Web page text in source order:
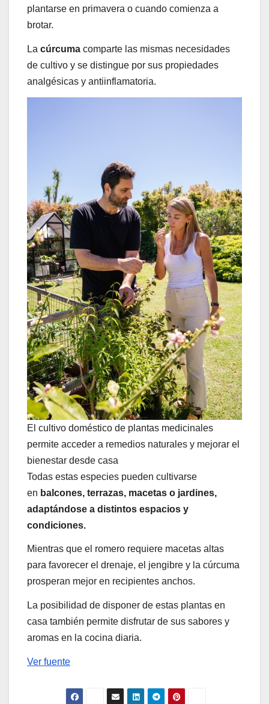
plantarse en primavera o cuando comienza a
brotar.
La cúrcuma comparte las mismas necesidades
de cultivo y se distingue por sus propiedades
analgésicas y antiinflamatoria.
El cultivo doméstico de plantas medicinales
permite acceder a remedios naturales y mejorar el
bienestar desde casa
Todas estas especies pueden cultivarse
en balcones, terrazas, macetas o jardines,
adaptándose a distintos espacios y
condiciones.
Mientras que el romero requiere macetas altas
para favorecer el drenaje, el jengibre y la cúrcuma
prosperan mejor en recipientes anchos.
La posibilidad de disponer de estas plantas en
casa también permite disfrutar de sus sabores y
aromas en la cocina diaria.
Ver fuente